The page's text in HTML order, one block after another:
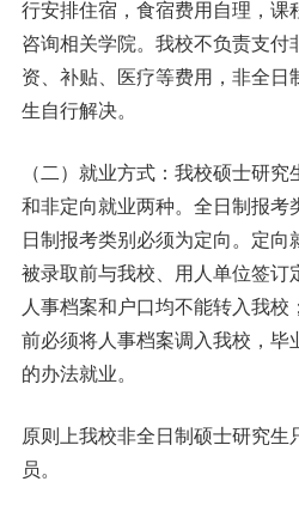
行安排住宿，食宿费用自理，课
咨询相关学院。我校不负责支付
资、补贴、医疗等费用，非全日
生自行解决。
（二）就业方式：我校硕士研
和非定向就业两种。全日制报考
日制报考类别必须为定向。定向
被录取前与我校、用人单位签订
人事档案和户口均不能转入我校
前必须将人事档案调入我校，毕
的办法就业。
原则上我校非全日制硕士研究生
员。